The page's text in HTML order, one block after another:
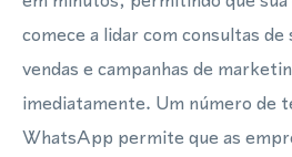
comece a lidar com consultas
vendas e campanhas de
imediatamente. Um número de
WhatsApp permite que as